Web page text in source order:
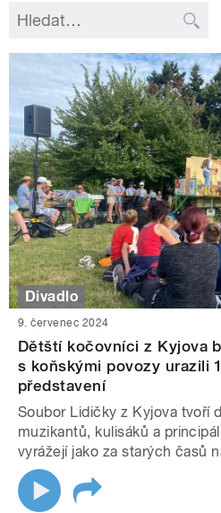
Divadlo
9. červenec 2024
Dětští kočovníci z Kyjova
s koňskými povozy urazili
představení
Soubor Lidičky z Kyjova tvoří
muzikantů, kulisáků a
vyrážejí jako za starých časů